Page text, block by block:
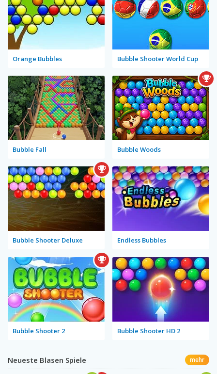
Orange Bubbles Bubble Shooter World Cup
Bubble Fall Bubble Woods
Bubble Shooter Deluxe Endless Bubbles
Bubble Shooter 2 Bubble Shooter HD 2
Neueste Blasen Spiele mehr